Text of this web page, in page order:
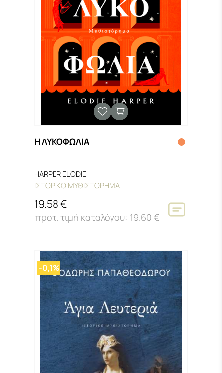
Η ΛΥΚΟΦΩΛΙΑ
HARPER ELODIE
ΙΣΤΟΡΙΚΟ ΜΥΘΙΣΤΟΡΗΜΑ
19.58 €
19.60 €
-0,1%